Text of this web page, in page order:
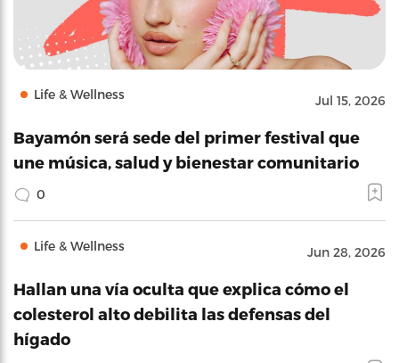
Life & Wellness Jul 15, 2026
Bayamón será sede del primer festival que
une música, salud y bienestar comunitario
0
Life & Wellness Jun 28, 2026
Hallan una vía oculta que explica cómo el
colesterol alto debilita las defensas del
hígado